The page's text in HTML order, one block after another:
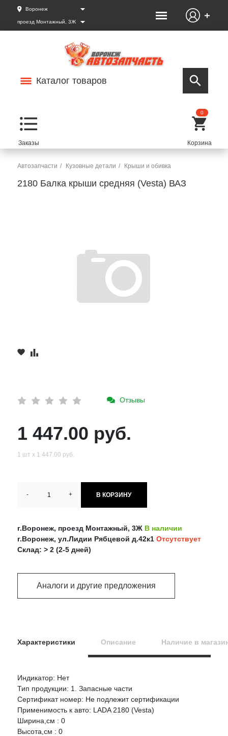
Воронеж
проезд Монтажный, 3Ж
Каталог товаров
0
Автозапчасти Кузовные детали Крыши и обивка
2180 Балка крыши средняя (Vesta) ВАЗ
Отзывы
1 447.00 руб.
1 шт х 1 447.00 руб.
- + В КОРЗИНУ
г.Воронеж, проезд Монтажный, 3Ж В наличии
г.Воронеж, ул.Лидии Рябцевой д.42к1 Отсутствует
Склад: > 2 (2-5 дней)
Аналоги и другие предложения
Характеристики Описание Наличие в
Индикатор: Нет
Тип продукции: 1. Запасные части
Сертификат номер: Не подлежит сертификации
Применимость к авто: LADA 2180 (Vesta)
Ширина,см : 0
Высота,см : 0
НАЛИЧИЕ СРОК ЦЕНА
АВТОВАЗ 2180 Балка крыши средняя (Vesta) ВАЗ
Артикул: 8450039448
Оцените товар:
Ваше имя